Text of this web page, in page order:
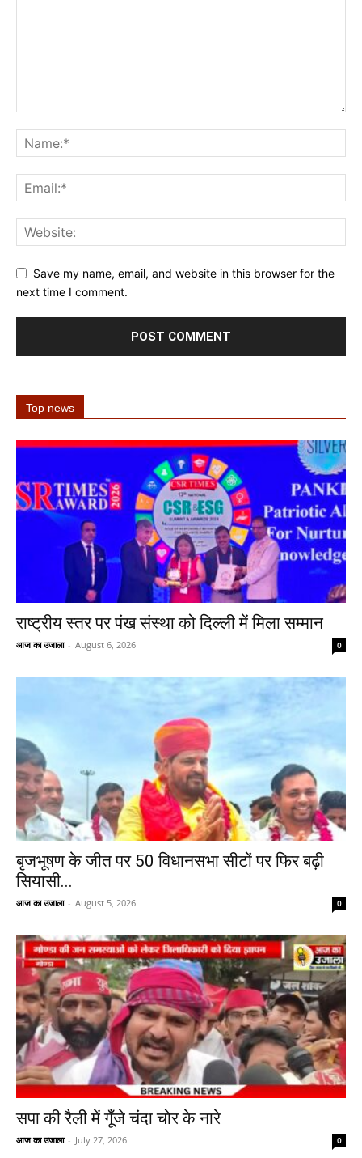
Save my name, email, and website in this browser for the
next time I comment.
Top news
राष्ट्रीय स्तर पर पंख संस्था को दिल्ली में मिला सम्मान
आज का उजाला - August 6, 2026 0
बृजभूषण के जीत पर 50 विधानसभा सीटों पर फिर बढ़ी
सियासी...
आज का उजाला - August 5, 2026 0
सपा की रैली में गूँजे चंदा चोर के नारे
आज का उजाला - July 27, 2026 0